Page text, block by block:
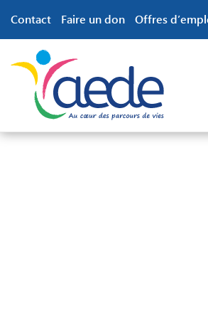
Contact Faire un don Offres